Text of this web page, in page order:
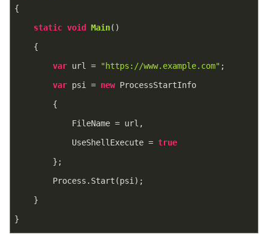
{
static void Main( )
    {
var url = "https://www.example.com" ;
var psi = new ProcessStartInfo
        {
            FileName = url,
            UseShellExecute =
true
        };
        Process.Start(psi);
    }
}